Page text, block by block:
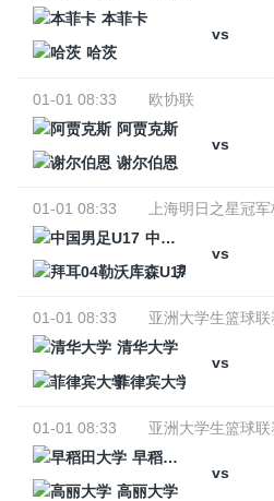
本菲卡
vs
哈茨
01-01 08:33
欧协联
阿贾克斯
vs
谢尔伯恩
01-01 08:33
上海明日之星冠
中国男足U17
vs
拜耳04勒沃库
01-01 08:33
亚洲大学生篮球联
清华大学
vs
菲律宾大学
01-01 08:33
亚洲大学生篮球联
早稻田大学
vs
高丽大学